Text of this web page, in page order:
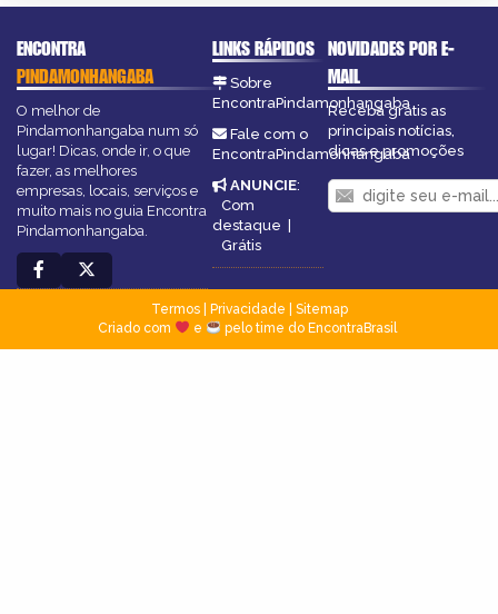
ENCONTRA
PINDAMONHANGABA
O melhor de
Pindamonhangaba num só
lugar! Dicas, onde ir, o que
fazer, as melhores
empresas, locais, serviços e
muito mais no guia Encontra
Pindamonhangaba.
LINKS RÁPIDOS
Sobre
EncontraPindamonhangaba
Fale com o
EncontraPindamonhangaba
ANUNCIE:
Com
destaque
Grátis
NOVIDADES POR E-
MAIL
Receba grátis as
principais notícias,
dicas e promoções
Termos| Privacidade
Sitemap
Criado com
e pelo time do EncontraBrasil